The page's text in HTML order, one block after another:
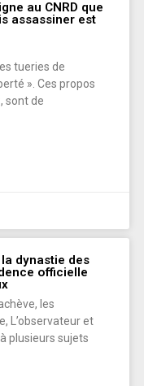
au CNRD que
assassiner est
tueries de
». Ces propos
sont de
la dynastie des
officielle
les
L’observateur et
plusieurs sujets